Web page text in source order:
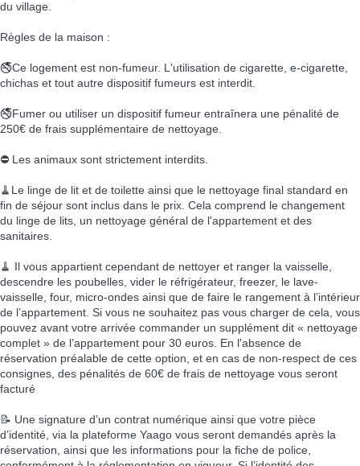
du village.
Règles de la maison :
🚭Ce logement est non-fumeur. L'utilisation de cigarette, e-cigarette,
chichas et tout autre dispositif fumeurs est interdit.
🚭Fumer ou utiliser un dispositif fumeur entraînera une pénalité de
250€ de frais supplémentaire de nettoyage.
⛔ Les animaux sont strictement interdits.
🧹Le linge de lit et de toilette ainsi que le nettoyage final standard en
fin de séjour sont inclus dans le prix. Cela comprend le changement
du linge de lits, un nettoyage général de l'appartement et des
sanitaires.
🧹 Il vous appartient cependant de nettoyer et ranger la vaisselle,
descendre les poubelles, vider le réfrigérateur, freezer, le lave-
vaisselle, four, micro-ondes ainsi que de faire le rangement à l’intérieur
de l’appartement. Si vous ne souhaitez pas vous charger de cela, vous
pouvez avant votre arrivée commander un supplément dit « nettoyage
complet » de l’appartement pour 30 euros. En l'absence de
réservation préalable de cette option, et en cas de non-respect de ces
consignes, des pénalités de 60€ de frais de nettoyage vous seront
facturé
📝 Une signature d’un contrat numérique ainsi que votre pièce
d’identité, via la plateforme Yaago vous seront demandés après la
réservation, ainsi que les informations pour la fiche de police,